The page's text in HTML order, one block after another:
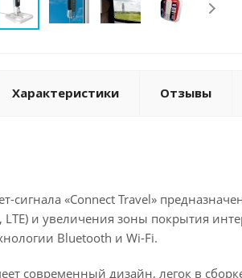
Характеристики Отзывы
сигнала «Connect Travel»
LTE) и увеличения зоны покрытия
Bluetooth и Wi-Fi.
современный дизайн, легок в